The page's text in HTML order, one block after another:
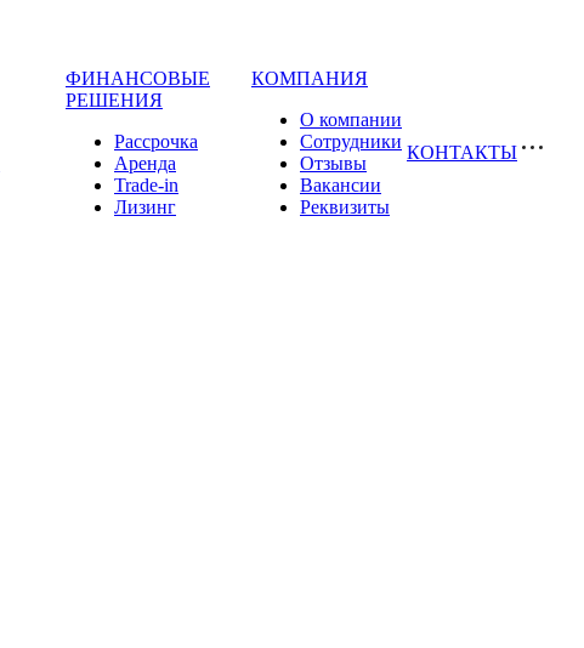
ФИНАНСОВЫЕ
РЕШЕНИЯ
Рассрочка
Аренда
Trade-in
Лизинг
КОМПАНИЯ
О компании
Сотрудники
Отзывы
Вакансии
Реквизиты
КОНТАКТЫ